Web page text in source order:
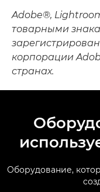
Adobe®,
товарными
корпорации
странах.
Оборудование,